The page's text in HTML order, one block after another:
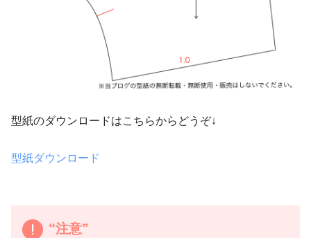
型紙のダウンロードはこちらからどうぞ↓
型紙ダウンロード
“注意”